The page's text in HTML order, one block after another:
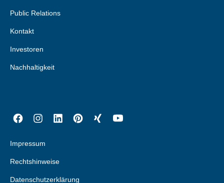
Public Relations
Kontakt
Investoren
Nachhaltigkeit
Impressum
Rechtshinweise
Datenschutzerklärung